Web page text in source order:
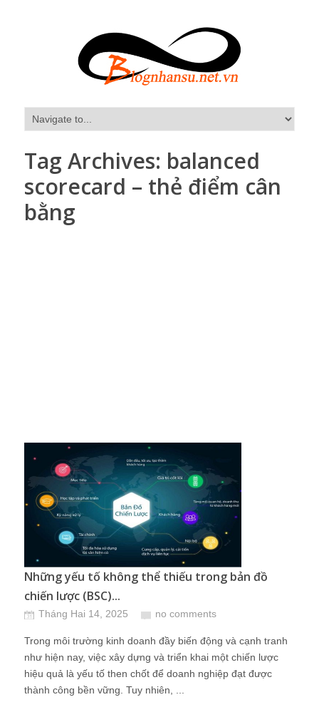
Tag Archives: balanced
scorecard – thẻ điểm cân
bằng
Những yếu tố không thể thiếu trong bản đồ
chiến lược (BSC)...
Tháng Hai 14, 2025 no comments
Trong môi trường kinh doanh đầy biến động và cạnh tranh
như hiện nay, việc xây dựng và triển khai một chiến lược
hiệu quả là yếu tố then chốt để doanh nghiệp đạt được
thành công bền vững. Tuy nhiên, ...